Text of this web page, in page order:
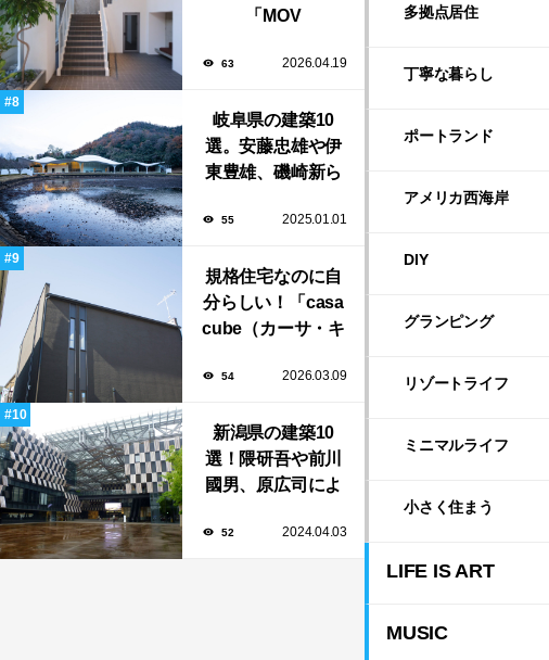
「MOV
YOHAK DESIGN
ンで蔵前にオープ
ン！
63 2026.04.19
岐阜県の建築10
選。安藤忠雄や伊
東豊雄、磯崎新ら
の建築家の作品も
55 2025.01.01
規格住宅なのに自
分らしい！「casa
cube（カーサ・キ
タマイズと暮らし
54 2026.03.09
新潟県の建築10
選！隈研吾や前川
國男、原広司によ
染む至極の建築揃
52 2024.04.03
多拠点居住
丁寧な暮らし
ポートランド
アメリカ西海岸
DIY
グランピング
リゾートライフ
ミニマルライフ
小さく住まう
LIFE IS ART
MUSIC